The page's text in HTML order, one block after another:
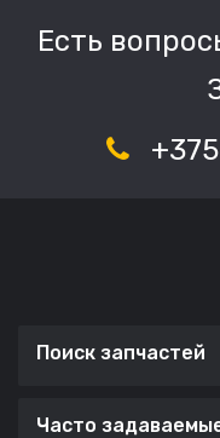
Есть
Поиск запчастей
Часто